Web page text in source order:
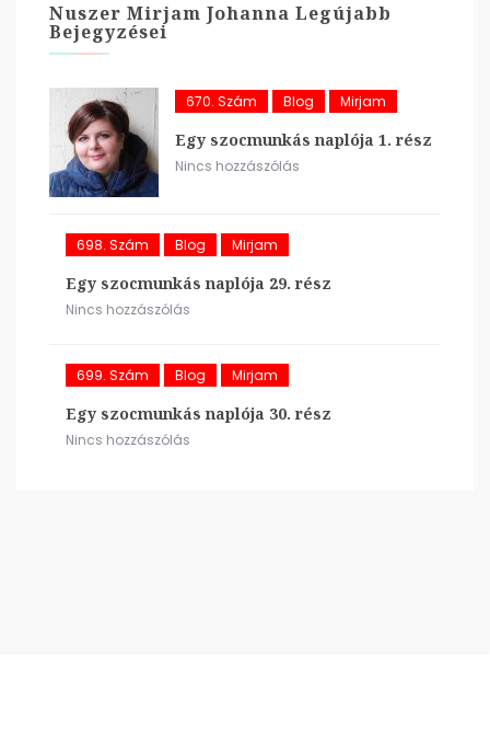
Nuszer Mirjam Johanna Legújabb
Bejegyzései
670. Szám Blog Mirjam
Egy szocmunkás naplója 1. rész
Nincs hozzászólás
698. Szám Blog Mirjam
Egy szocmunkás naplója 29. rész
Nincs hozzászólás
699. Szám Blog Mirjam
Egy szocmunkás naplója 30. rész
Nincs hozzászólás